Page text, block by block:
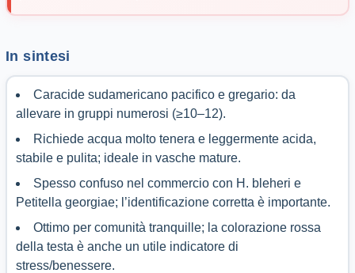
In sintesi
Caracide sudamericano pacifico e gregario: da
allevare in gruppi numerosi (≥10–12).
Richiede acqua molto tenera e leggermente acida,
stabile e pulita; ideale in vasche mature.
Spesso confuso nel commercio con H. bleheri e
Petitella georgiae; l’identificazione corretta è importante.
Ottimo per comunità tranquille; la colorazione rossa
della testa è anche un utile indicatore di
stress/benessere.